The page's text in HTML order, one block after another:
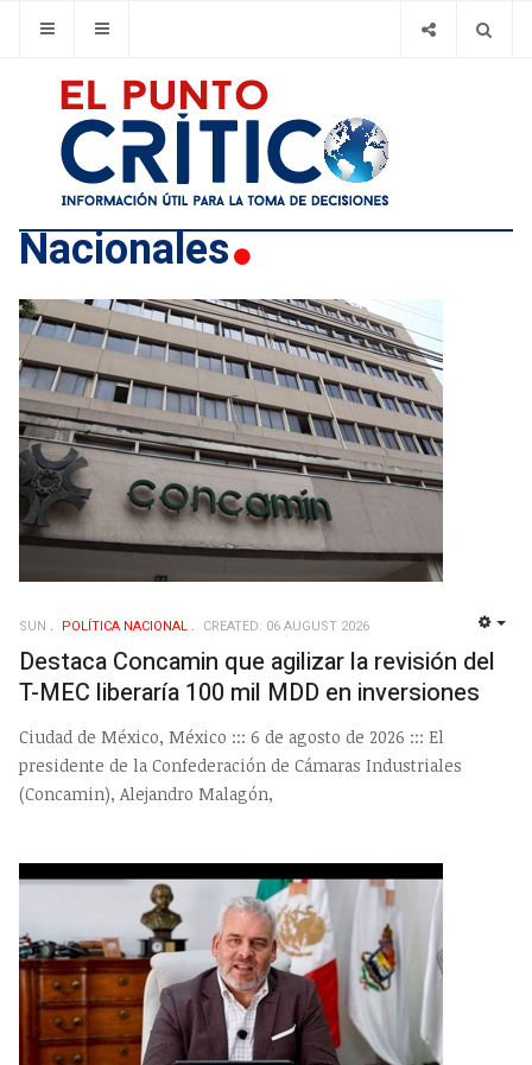
Nacionales
SUN POLÍ­TICA NACIONAL CREATED: 06 AUGUST 2026
Destaca Concamin que agilizar la revisión del
T-MEC liberaría 100 mil MDD en inversiones
Ciudad de México, México ::: 6 de agosto de 2026 ::: El
presidente de la Confederación de Cámaras Industriales
(Concamin), Alejandro Malagón,